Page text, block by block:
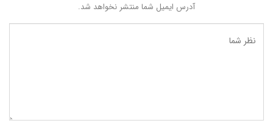
آدرس ایمیل شما منتشر نخواهد شد.